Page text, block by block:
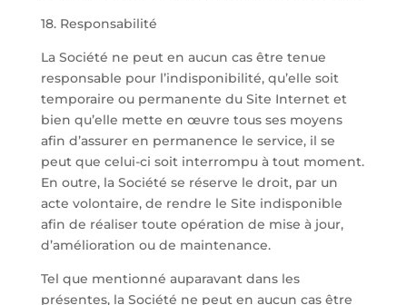
18. Responsabilité
La Société ne peut en aucun cas être tenue
responsable pour l’indisponibilité, qu’elle soit
temporaire ou permanente du Site Internet et
bien qu’elle mette en œuvre tous ses moyens
afin d’assurer en permanence le service, il se
peut que celui-ci soit interrompu à tout moment.
En outre, la Société se réserve le droit, par un
acte volontaire, de rendre le Site indisponible
afin de réaliser toute opération de mise à jour,
d’amélioration ou de maintenance.
Tel que mentionné auparavant dans les
présentes, la Société ne peut en aucun cas être